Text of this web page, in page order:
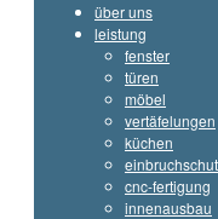
über uns
leistung
fenster
türen
möbel
vertäfelungen
küchen
cnc-fertigung
innenausbau